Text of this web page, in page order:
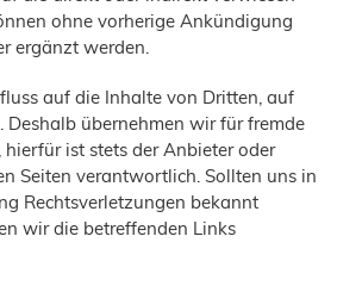
ohne vorherige Ankündigung
ergänzt werden.
auf die Inhalte von Dritten, auf
Deshalb übernehmen wir für fremde
hierfür ist stets der Anbieter oder
Seiten verantwortlich. Sollten uns in
Rechtsverletzungen bekannt
wir die betreffenden Links